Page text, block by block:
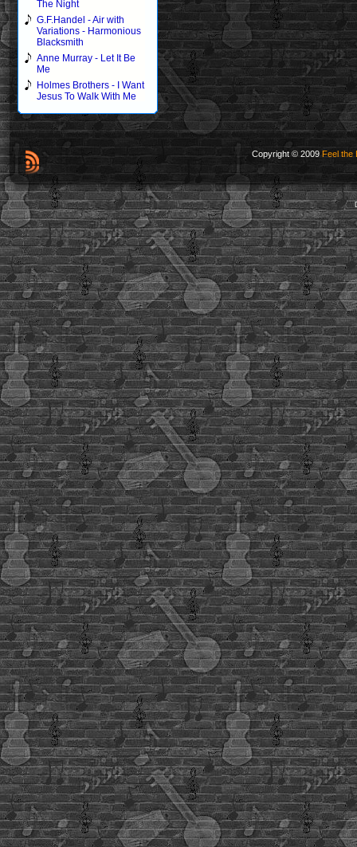
The Night
G.F.Handel - Air with
Variations - Harmonious
Blacksmith
Anne Murray - Let It Be
Me
Holmes Brothers - I Want
Jesus To Walk With Me
Copyright © 2009 Feel the